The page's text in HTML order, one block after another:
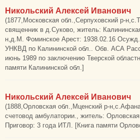
Никольский Алексей Иванович
(1877,Московская обл.,Серпуховский р-
священник в д.Суково, житель:
н,д.М. Фоминское Арест: 1938.02.16 Осужд.
УНКВД по Калининской обл.. Обв. АСА
июнь 1989 по заключению Тверской
памяти Калининской обл.]
Никольский Алексей Иванович
(1888,Орловская обл.,Мценский р-
счетовод амбулатории., житель:
Приговор: 3 года ИТЛ. [Книга памяти